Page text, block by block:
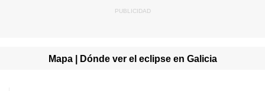
Mapa | Dónde ver el eclipse en Galicia